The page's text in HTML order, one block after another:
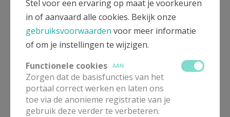
Eendaagse wandelingen | Aanbod
2025-2026
Stel voor een ervaring op maat je voorkeuren
in of aanvaard alle cookies. Bekijk onze
gebruiksvoorwaarden voor meer informatie
of om je instellingen te wijzigen.
Functionele cookies
AAN
Zorgen dat de basisfuncties van het
portaal correct werken en laten ons
toe via de anonieme registratie van je
gebruik deze verder te verbeteren.